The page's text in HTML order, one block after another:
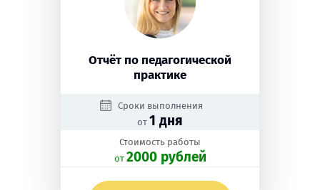
Отчёт по педагогической
практике
Сроки выполнения
от 1 дня
Стоимость работы
oт 2000 рублей